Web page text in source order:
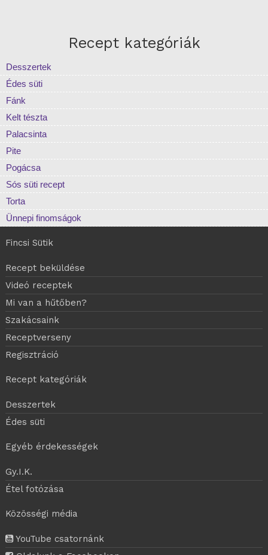
Recept kategóriák
Desszertek
Édes süti
Fánk
Kelt tészta
Palacsinta
Pite
Pogácsa
Sós süti recept
Torta
Ünnepi finomságok
Fincsi Sütik
Recept beküldése
Videó receptek
Mi van a hűtőben?
Szakácsaink
Receptverseny
Regisztráció
Recept kategóriák
Desszertek
Édes süti
Egyéb érdekességek
Gy.I.K.
Étel fotózása
Közösségi média
YouTube csatornánk